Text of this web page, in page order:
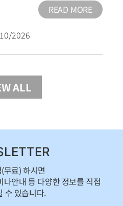
READ MORE
2026
ALL
무료) 하시면
안내 등 다양한 정보를 직접
수 있습니다.